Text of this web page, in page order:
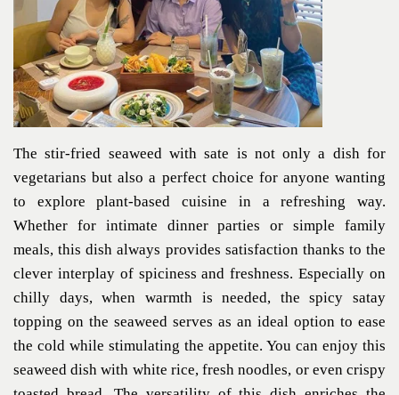
The stir-fried seaweed with sate is not only a dish for
vegetarians but also a perfect choice for anyone wanting
to explore plant-based cuisine in a refreshing way.
Whether for intimate dinner parties or simple family
meals, this dish always provides satisfaction thanks to the
clever interplay of spiciness and freshness. Especially on
chilly days, when warmth is needed, the spicy satay
topping on the seaweed serves as an ideal option to ease
the cold while stimulating the appetite. You can enjoy this
seaweed dish with white rice, fresh noodles, or even crispy